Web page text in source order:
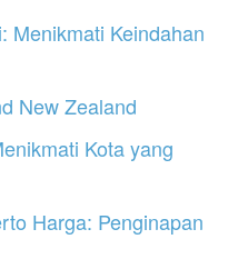
Menikmati Keindahan
New Zealand
Kota yang
Harga: Penginapan